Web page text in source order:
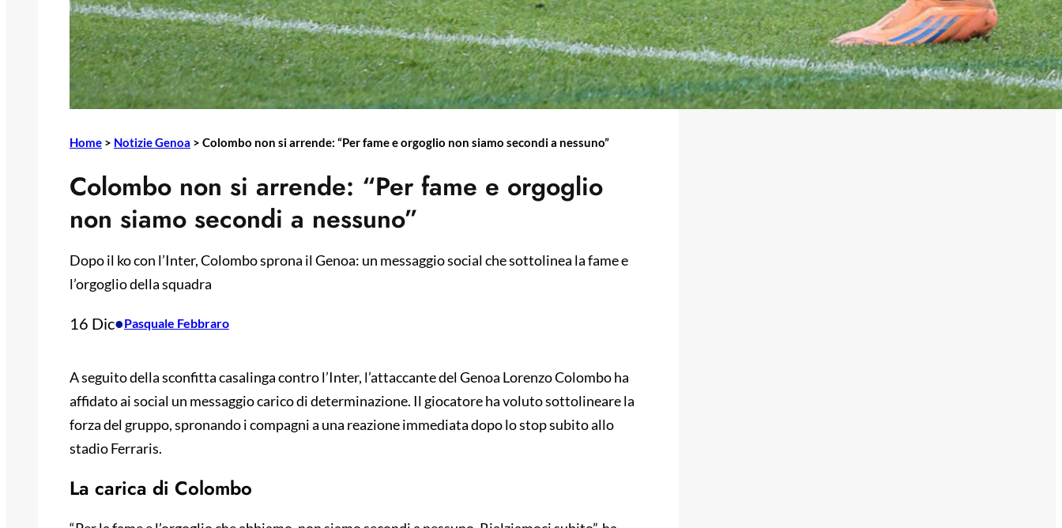
Home > Notizie Genoa > Colombo non si arrende: “Per fame e orgoglio non siamo secondi a nessuno”
Colombo non si arrende: “Per fame e orgoglio
non siamo secondi a nessuno”
Dopo il ko con l’Inter, Colombo sprona il Genoa: un messaggio social che sottolinea la fame e
l’orgoglio della squadra
16 Dic•Pasquale Febbraro
A seguito della sconfitta casalinga contro l’Inter, l’attaccante del Genoa Lorenzo Colombo ha
affidato ai social un messaggio carico di determinazione. Il giocatore ha voluto sottolineare la
forza del gruppo, spronando i compagni a una reazione immediata dopo lo stop subito allo
stadio Ferraris.
La carica di Colombo